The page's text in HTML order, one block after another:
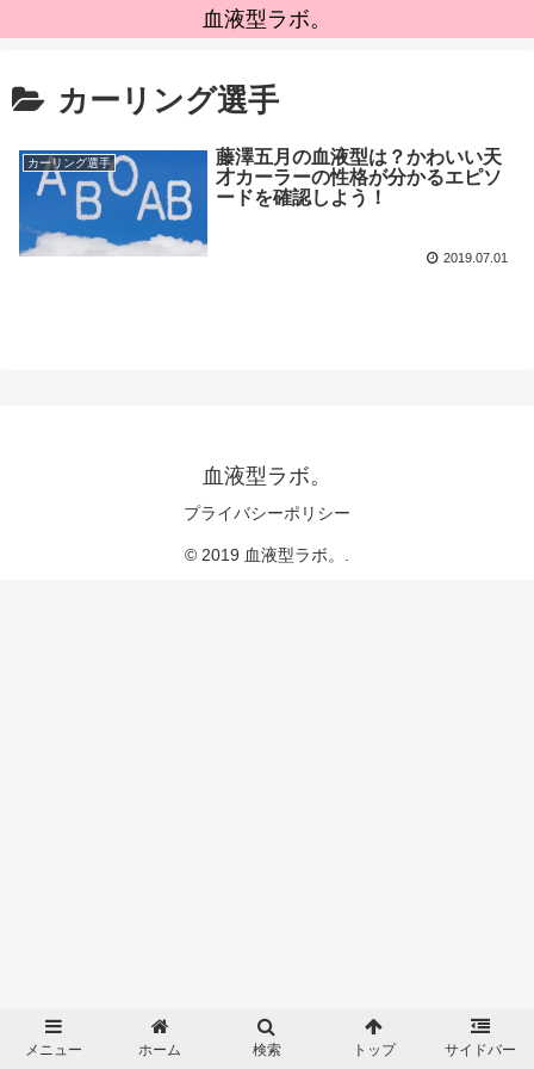
血液型ラボ。
カーリング選手
カーリング選手
藤澤五月の血液型は？かわいい天
才カーラーの性格が分かるエピソ
ードを確認しよう！
2019.07.01
血液型ラボ。
プライバシーポリシー
© 2019 血液型ラボ。.
メニュー ホーム 検索 トップ サイドバー